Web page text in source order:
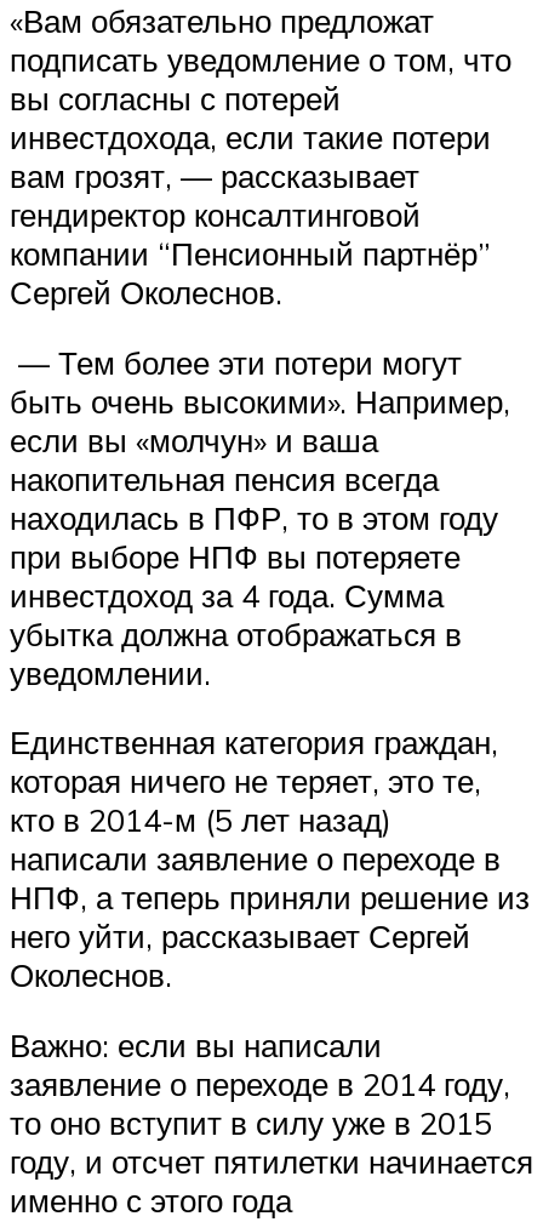
«Вам обязательно предложат
подписать уведомление о том, что
вы согласны с потерей
инвестдохода, если такие потери
вам грозят, — рассказывает
гендиректор консалтинговой
компании “Пенсионный партнёр”
Сергей Околеснов.
— Тем более эти потери могут
быть очень высокими». Например,
если вы «молчун» и ваша
накопительная пенсия всегда
находилась в ПФР, то в этом году
при выборе НПФ вы потеряете
инвестдоход за 4 года. Сумма
убытка должна отображаться в
уведомлении.
Единственная категория граждан,
которая ничего не теряет, это те,
кто в 2014-м (5 лет назад)
написали заявление о переходе в
НПФ, а теперь приняли решение из
него уйти, рассказывает Сергей
Околеснов.
Важно: если вы написали
заявление о переходе в 2014 году,
то оно вступит в силу уже в 2015
году, и отсчет пятилетки начинается
именно с этого года